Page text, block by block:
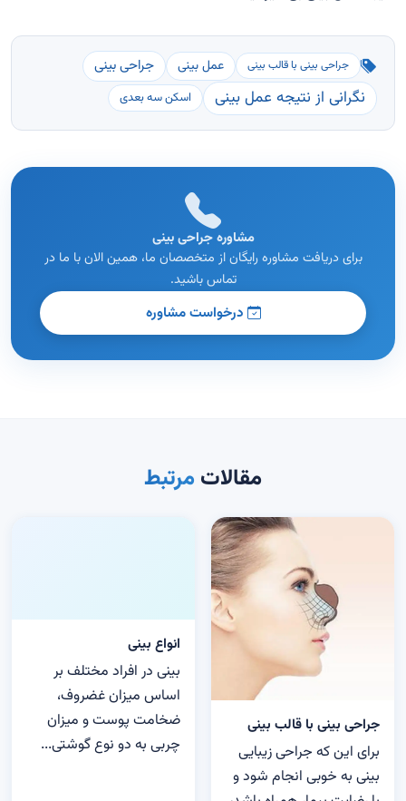
جراحی بینی با قالب بینی عمل بینی جراحی بینی
نگرانی از نتیجه عمل بینی اسکن سه بعدی
مشاوره جراحی بینی
برای دریافت مشاوره رایگان از متخصصان ما، همین الان با ما در
تماس باشید.
درخواست مشاوره
مقالاتمرتبط
جراحی بینی با قالب بینی
برای این که جراحی زیبایی
بینی به خوبی انجام شود و
انواع بینی
بینی در افراد مختلف بر
اساس میزان غضروف،
ضخامت پوست و میزان
چربی به دو نوع گوشتی...